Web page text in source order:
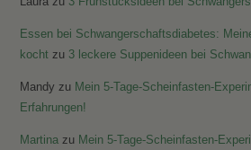
Essen bei Schwangerschaftsdiabetes:
kocht zu 3 leckere Suppenideen bei
Mandy zu Mein 5-Tage-Scheinfasten-
Erfahrungen!
Martina zu Mein 5-Tage-Scheinfasten-